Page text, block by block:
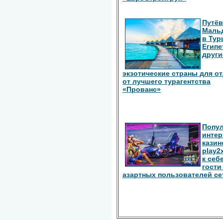
в
экзотические страны для
от лучшего турагентства
«Прованс»
к
азартных пользователей